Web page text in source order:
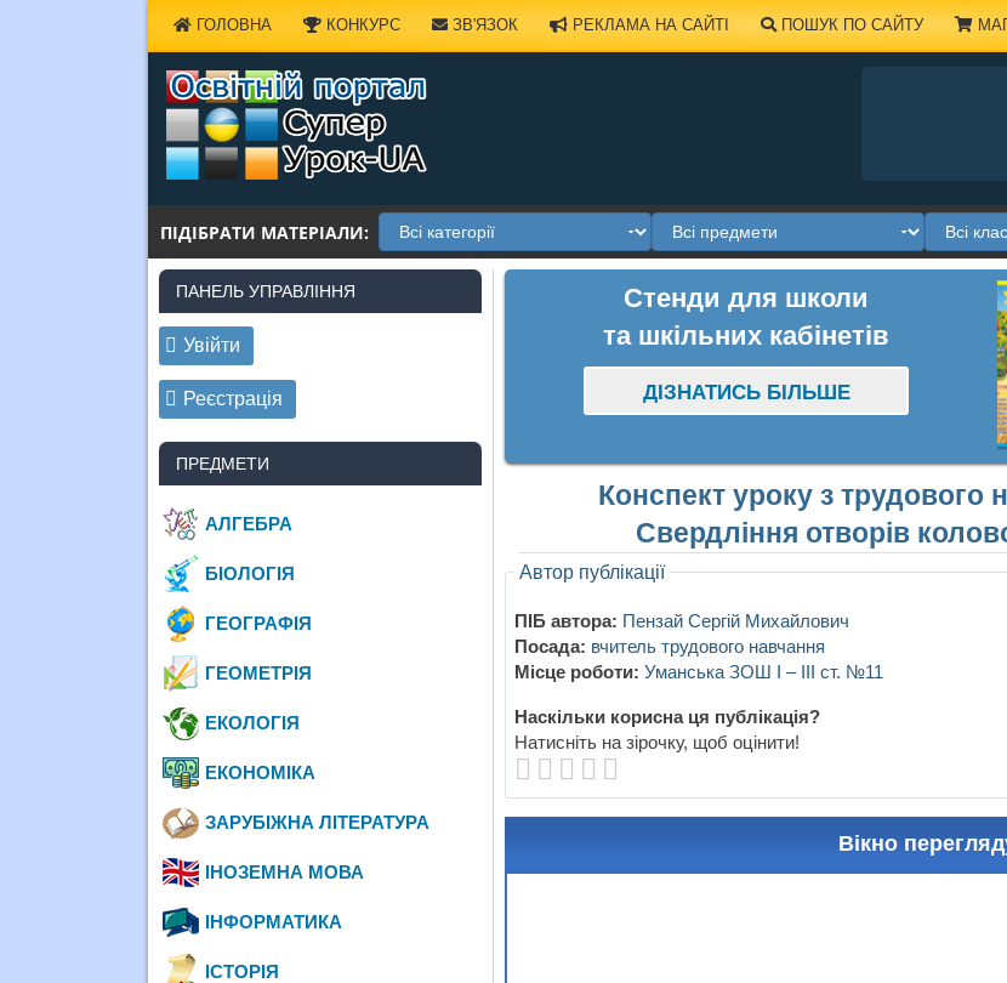
ГОЛОВНА КОНКУРС ЗВ'ЯЗОК РЕКЛАМА НА САЙТІ ПОШУК ПО САЙТУ
ПІДІБРАТИ МАТЕРІАЛИ:
Стенди для школи
та шкільних кабінетів
ДІЗНАТИСЬ БІЛЬШЕ
Конспект уроку з трудового
Свердління отворів
Автор публікації
ПІБ автора: Пензай Сергій Михайлович
Посада: вчитель трудового навчання
Місце роботи: Уманська ЗОШ І – ІІІ ст. №11
Наскільки корисна ця публікація?
Натисніть на зірочку, щоб оцінити!
Вікно
ПАНЕЛЬ УПРАВЛІННЯ
Увійти
Реєстрація
ПРЕДМЕТИ
АЛГЕБРА
БІОЛОГІЯ
ГЕОГРАФІЯ
ГЕОМЕТРІЯ
ЕКОЛОГІЯ
ЕКОНОМІКА
ЗАРУБІЖНА ЛІТЕРАТУРА
ІНОЗЕМНА МОВА
ІНФОРМАТИКА
ІСТОРІЯ